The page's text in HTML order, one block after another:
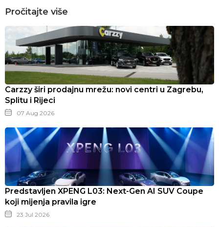
Pročitajte više
Carzzy širi prodajnu mrežu: novi centri u Zagrebu,
Splitu i Rijeci
07 Aug 2026
Predstavljen XPENG L03: Next-Gen AI SUV Coupe
koji mijenja pravila igre
23 Jul 2026